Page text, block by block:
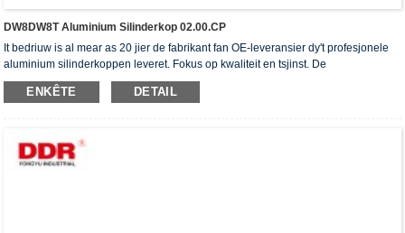
DW8DW8T Aluminium Silinderkop 02.00.CP
It bedriuw is al mear as 20 jier de fabrikant fan OE-leveransier dy't profesjonele
aluminium silinderkoppen leveret. Fokus op kwaliteit en tsjinst. De
silinderkoppen hawwe it ISO16949-autentikaasjesertifikaat, "de heechdichte
silinderkop", "de lange libbensdoer fan 'e silinderkop" en de oare 5 patinten foar
ENKÊTE DETAIL